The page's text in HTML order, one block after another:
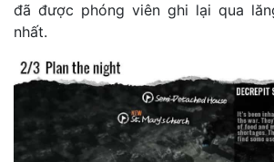
đã được phóng viên ghi lại qua
nhất.